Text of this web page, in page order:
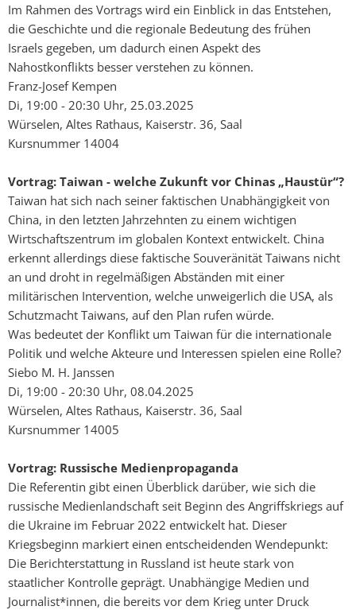
Im Rahmen des Vortrags wird ein Einblick in das Entstehen,
die Geschichte und die regionale Bedeutung des frühen
Israels gegeben, um dadurch einen Aspekt des
Nahostkonflikts besser verstehen zu können.
Franz-Josef Kempen
Di, 19:00 - 20:30 Uhr, 25.03.2025
Würselen, Altes Rathaus, Kaiserstr. 36, Saal
Kursnummer 14004
Vortrag: Taiwan - welche Zukunft vor Chinas „Haustür“?
Taiwan hat sich nach seiner faktischen Unabhängigkeit von
China, in den letzten Jahrzehnten zu einem wichtigen
Wirtschaftszentrum im globalen Kontext entwickelt. China
erkennt allerdings diese faktische Souveränität Taiwans nicht
an und droht in regelmäßigen Abständen mit einer
militärischen Intervention, welche unweigerlich die USA, als
Schutzmacht Taiwans, auf den Plan rufen würde.
Was bedeutet der Konflikt um Taiwan für die internationale
Politik und welche Akteure und Interessen spielen eine Rolle?
Siebo M. H. Janssen
Di, 19:00 - 20:30 Uhr, 08.04.2025
Würselen, Altes Rathaus, Kaiserstr. 36, Saal
Kursnummer 14005
Vortrag: Russische Medienpropaganda
Die Referentin gibt einen Überblick darüber, wie sich die
russische Medienlandschaft seit Beginn des Angriffskriegs auf
die Ukraine im Februar 2022 entwickelt hat. Dieser
Kriegsbeginn markiert einen entscheidenden Wendepunkt:
Die Berichterstattung in Russland ist heute stark von
staatlicher Kontrolle geprägt. Unabhängige Medien und
Journalist*innen, die bereits vor dem Krieg unter Druck